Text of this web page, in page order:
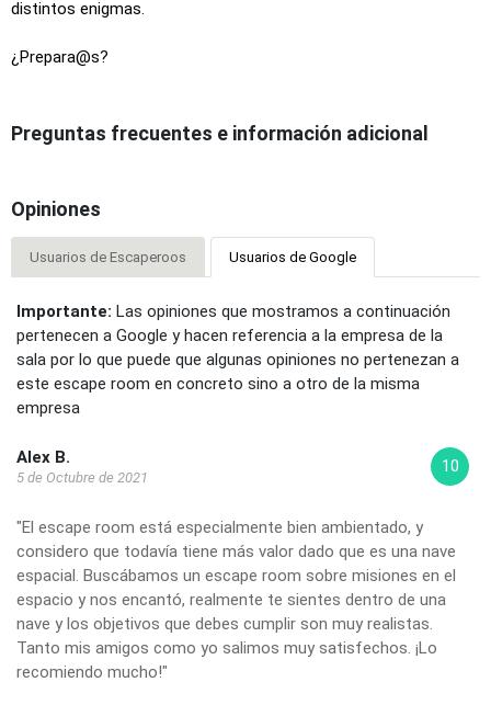
distintos enigmas.
¿Prepara@s?
Preguntas frecuentes e información adicional
Opiniones
Usuarios de Escaperoos Usuarios de Google
Importante: Las opiniones que mostramos a continuación
pertenecen a Google y hacen referencia a la empresa de la
sala por lo que puede que algunas opiniones no pertenezan a
este escape room en concreto sino a otro de la misma
empresa
Alex B.
5 de Octubre de 2021
10
"El escape room está especialmente bien ambientado, y
considero que todavía tiene más valor dado que es una nave
espacial. Buscábamos un escape room sobre misiones en el
espacio y nos encantó, realmente te sientes dentro de una
nave y los objetivos que debes cumplir son muy realistas.
Tanto mis amigos como yo salimos muy satisfechos. ¡Lo
recomiendo mucho!"